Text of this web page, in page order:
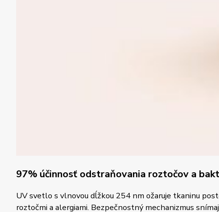
97% účinnosť odstraňovania roztočov a
UV svetlo s vlnovou dĺžkou 254 nm ožaruje tkaninu
roztočmi a alergiami. Bezpečnostný mechanizmus